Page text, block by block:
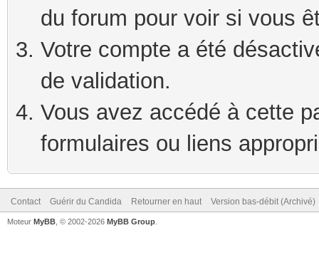
du forum pour voir si vous
Votre compte a été
de validation.
Vous avez accédé à cette
formulaires ou liens
Contact Guérir du Candida Retourner en haut Version bas-débit (Archivé)
Moteur MyBB , © 2002-2026 MyBB Group